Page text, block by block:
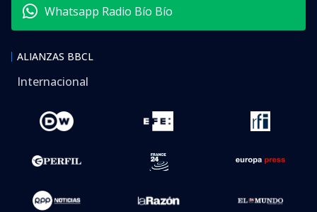
Whatsapp Radio Bío Bío
ALIANZAS BBCL
Internacional